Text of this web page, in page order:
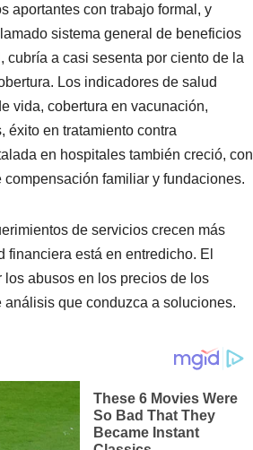
aportantes con trabajo formal, y
sistema general de beneficios
a casi sesenta por ciento de la
Los indicadores de salud
vida, cobertura en vacunación,
éxito en tratamiento contra
en hospitales también creció, con
familiar y fundaciones.
de servicios crecen más
está en entredicho. El
abusos en los precios de los
que conduzca a soluciones.